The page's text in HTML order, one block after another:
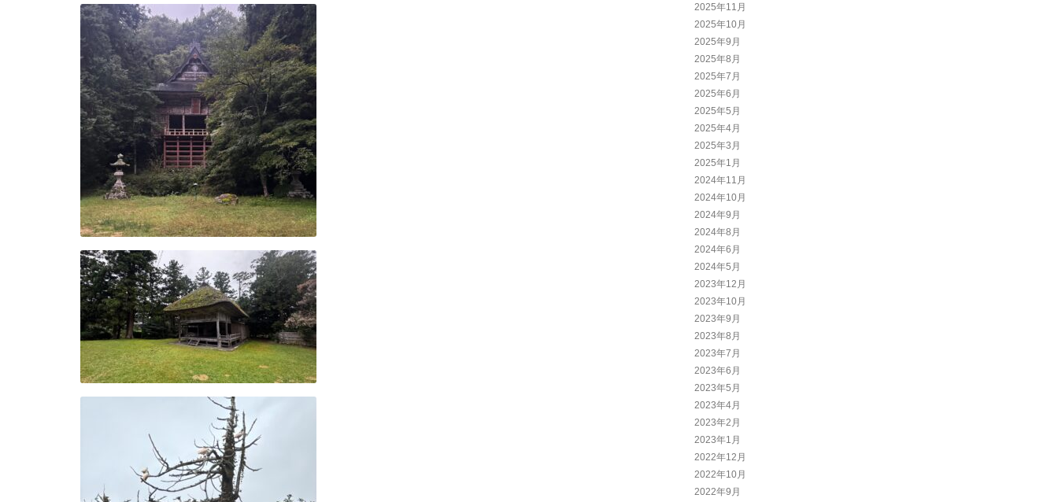
2025年11月
2025年10月
2025年9月
2025年8月
2025年7月
2025年6月
2025年5月
2025年4月
2025年3月
2025年1月
2024年11月
2024年10月
2024年9月
2024年8月
2024年6月
2024年5月
2023年12月
2023年10月
2023年9月
2023年8月
2023年7月
2023年6月
2023年5月
2023年4月
2023年2月
2023年1月
2022年12月
2022年10月
2022年9月